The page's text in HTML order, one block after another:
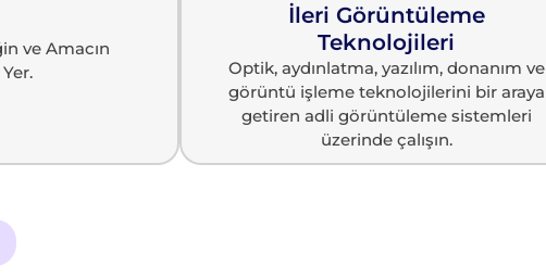
ve Amacın
İleri Görüntüleme
Teknolojileri
Optik, aydınlatma, yazılım, donanım ve
görüntü işleme teknolojilerini bir araya
getiren adli görüntüleme sistemleri
üzerinde çalışın.